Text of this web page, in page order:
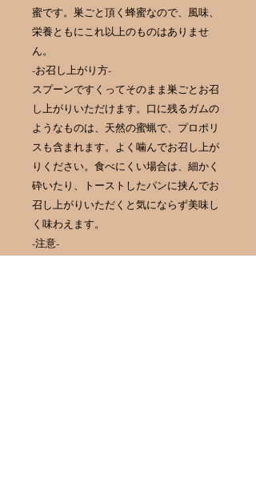
蜜です。巣ごと頂く蜂蜜なので、風味、
栄養ともにこれ以上のものはありませ
ん。
-お召し上がり方-
スプーンですくってそのまま巣ごとお召
し上がりいただけます。口に残るガムの
ようなものは、天然の蜜蝋で、プロポリ
スも含まれます。よく噛んでお召し上が
りください。食べにくい場合は、細かく
砕いたり、トーストしたパンに挟んでお
召し上がりいただくと気にならず美味し
く味わえます。
-注意-